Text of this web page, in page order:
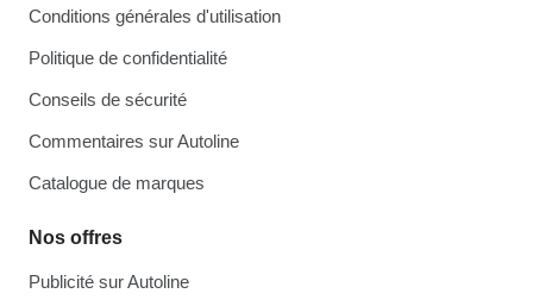
Conditions générales d'utilisation
Politique de confidentialité
Conseils de sécurité
Commentaires sur Autoline
Catalogue de marques
Nos offres
Publicité sur Autoline